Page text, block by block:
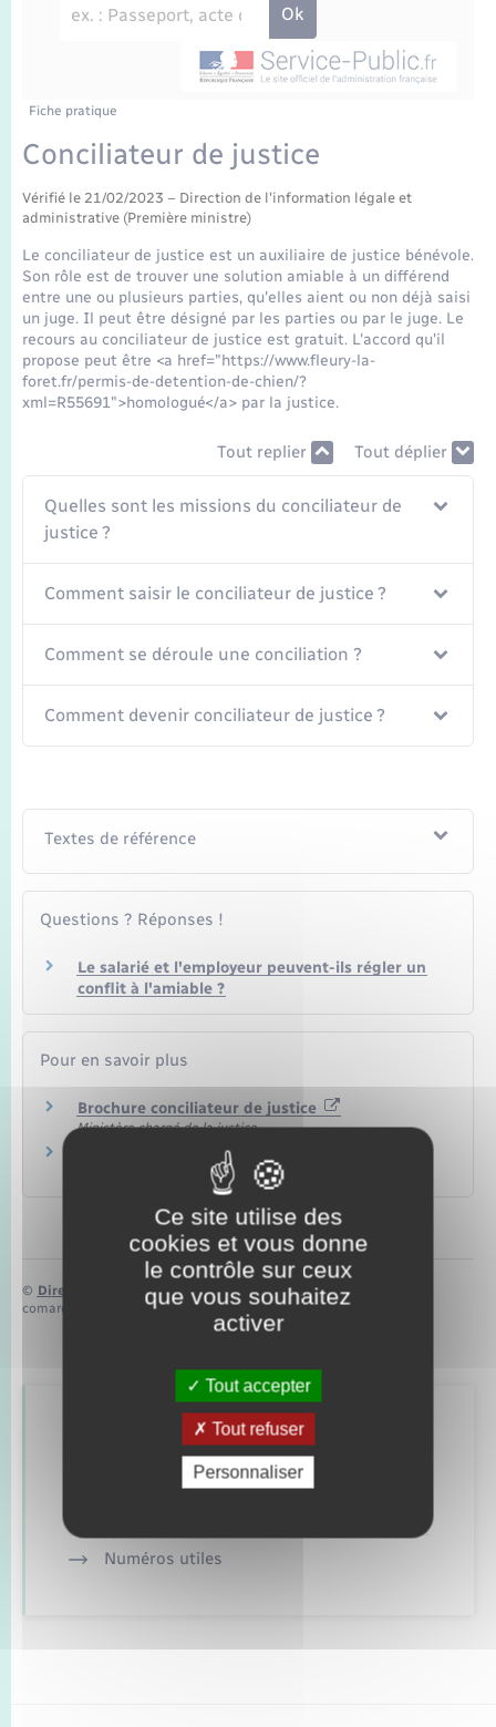
Etat-civil - Papiers - Citoyenneté
Parrainage civil
Concessions funéraires
Nouvel habitant
Numérique
Organisation d’événement
Sécurité - Prévention
Transports
Transports scolaires
Voirie et espace public
Travaux - Autorisation d’occupation de l’espace
Plan interactif
La Communauté de communes
Fiche pratique
Conciliateur de justice
Vérifié le 21/02/2023 – Direction de l'information légale et
administrative (Première ministre)
Le conciliateur de justice est un auxiliaire de justice bénévole.
Son rôle est de trouver une solution amiable à un différend
entre une ou plusieurs parties, qu'elles aient ou non déjà saisi
un juge. Il peut être désigné par les parties ou par le juge. Le
recours au conciliateur de justice est gratuit. L'accord qu'il
propose peut être <a href="https://www.fleury-la-
foret.fr/permis-de-detention-de-chien/?
xml=R55691">homologué</a> par la justice.
Tout replier Tout déplier
Quelles sont les missions du conciliateur de
justice ?
Comment saisir le conciliateur de justice ?
Comment se déroule une conciliation ?
Comment devenir conciliateur de justice ?
Textes de référence
Questions ? Réponses !
Le salarié et l'employeur peuvent-ils régler un
conflit à l'amiable ?
Pour en savoir plus
Brochure conciliateur de justice
Ministère chargé de la justice
Guide de la conciliation de justice
Ministère chargé de la justice
© Direction de l’information légale et administrative
comarquage developpé par baseo.io
Retrouvez aussi
Numéros utiles
Ce site utilise des
cookies et vous donne
le contrôle sur ceux
que vous souhaitez
activer
Tout accepter
Tout refuser
Personnaliser